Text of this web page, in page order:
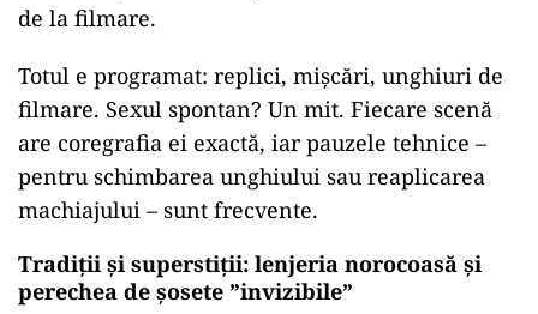
de la filmare.
Totul e programat: replici, mișcări, unghiuri de
filmare. Sexul spontan? Un mit. Fiecare scenă
are coregrafia ei exactă, iar pauzele tehnice –
pentru schimbarea unghiului sau reaplicarea
machiajului – sunt frecvente.
Tradiții și superstiții: lenjeria norocoasă și
perechea de șosete ”invizibile”